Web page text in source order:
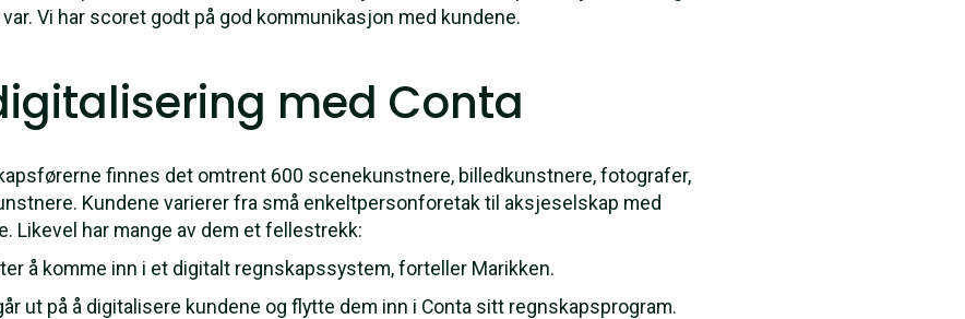
Vi har scoret godt på god kommunikasjon med kundene.
med Conta
finnes det omtrent 600 scenekunstnere, billedkunstnere, fotografer,
Kundene varierer fra små enkeltpersonforetak til aksjeselskap med
Likevel har mange av dem et fellestrekk:
å komme inn i et digitalt regnskapssystem, forteller Marikken.
ut på å digitalisere kundene og flytte dem inn i Conta sitt regnskapsprogram.